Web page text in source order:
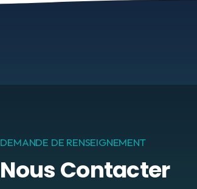
DEMANDE DE RENSEIGNEMENT
Nous Contacter